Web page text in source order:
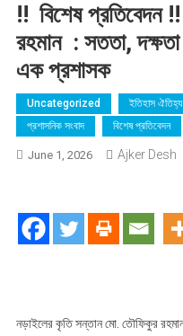
!! বিশেষ প্রতিবেদন
রহমান : সততা,
এক প্রশাসক
Uncategorized ইতিহাস ঐতিহ্য
প্রশাসনিক সংবাদ
বিশেষ প্রতিবেদন
June 1, 2026 Ajker Desh
নড়াইলের কৃতি সন্তান মো. তৌফিকুর